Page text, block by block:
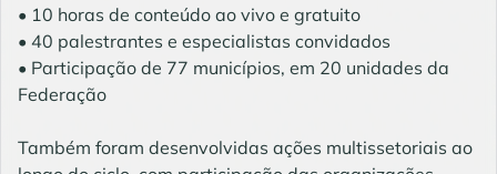
• 10 horas de conteúdo ao vivo e gratuito
• 40 palestrantes e especialistas convidados
• Participação de 77 municípios, em 20 unidades da
Federação
Também foram desenvolvidas ações multissetoriais ao